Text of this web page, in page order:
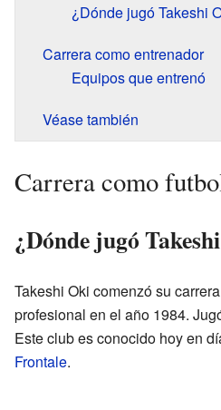
¿Dónde jugó Takeshi
Carrera como entrenador
Equipos que entrenó
Véase también
Carrera como
¿Dónde jugó
Takeshi Oki comenzó su
profesional en el año 1984.
Este club es conocido hoy en
Frontale.